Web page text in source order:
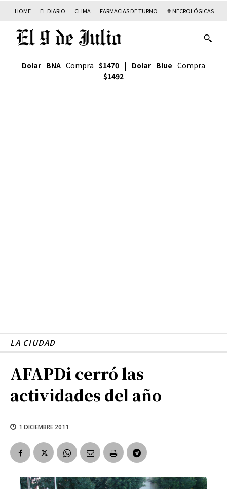
HOME EL DIARIO CLIMA FARMACIAS DE TURNO ✟ NECROLÓGICAS
Dolar BNA Compra $1470 | Dolar Blue Compra
$1492
LA CIUDAD
AFAPDi cerró las
actividades del año
1 DICIEMBRE 2011